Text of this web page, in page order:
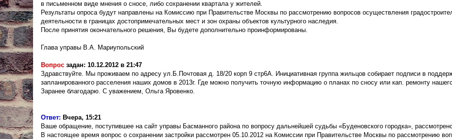
в письменном виде мнения о сносе, либо сохранении квартала у жителей.
Результаты опроса будут направлены на Комиссию при Правительстве Москвы по рассмотрению вопросов осуществления
деятельности в границах достопримечательных мест и зон охраны объектов культурного наследия.
После принятия окончательного решения, Вы будете дополнительно проинформированы.
Глава управы В.А. Мариупольский
Вопрос задан: 10.12.2012 в 21:47
Здравствуйте. Мы проживаем по адресу ул.Б.Почтовая д. 18/20 корп 9 стр6А. Инициативная группа жильцов собирает подписи в
запланированного расселения наших домов в 2013г. Где можно получить точную информацию о планах по сносу или кап. ремонту
Заранее благодарю. С уважением, Ольга Яровенко.
Ответ: Вчера, 15:21
Ваше обращение, поступившее на сайт управы Басманного района по вопросу дальнейшей судьбы «Буденовского городка»,
В настоящее время вопрос о сохранении застройки рассмотрен 05.10.2012 на Комиссии при Правительстве Москвы по рассмотрению